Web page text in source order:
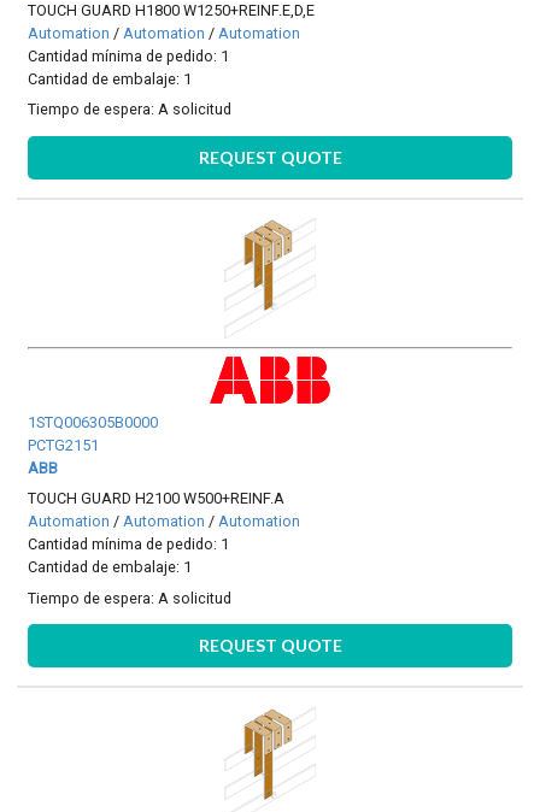
TOUCH GUARD H1800 W1250+REINF.E,D,E
Automation /Automation /Automation
Cantidad mínima de pedido: 1
Cantidad de embalaje: 1
Tiempo de espera:A solicitud
REQUEST QUOTE
1STQ006305B0000
PCTG2151
ABB
TOUCH GUARD H2100 W500+REINF.A
Automation /Automation /Automation
Cantidad mínima de pedido: 1
Cantidad de embalaje: 1
Tiempo de espera: A solicitud
REQUEST QUOTE